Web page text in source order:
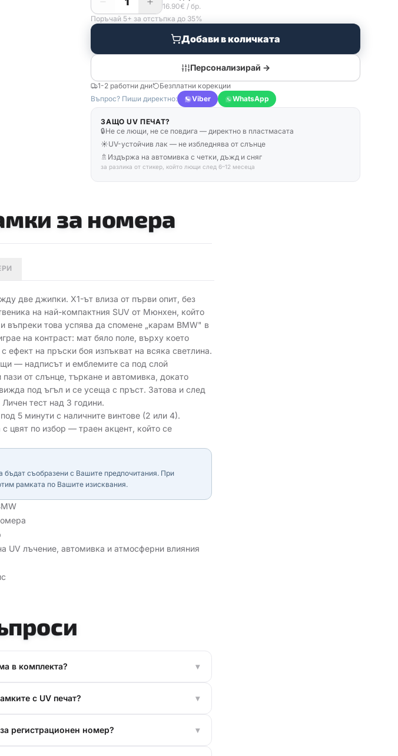
16.90€ / бр.
Поръчай 5+ за отстъпка до 35%
Добави в количката
Персонализирай →
1-2 работни дни
Безплатни корекции
Въпрос? Пиши директно:
Viber WhatsApp
ЗАЩО UV ПЕЧАТ?
🔒Не се лющи, не се повдига — директно в пластмасата
☀️UV-устойчив лак — не избледнява от слънце
🚿 Издържа на автомивка с четки, дъжд и сняг
за разлика от стикер, който лющи след 6–12 месеца
за номера
две джипки. X1-ът влиза от първи опит, без
на най-компактния SUV от Мюнхен, който
въпреки това успява да спомене „карам BMW" в
на контраст: мат бяло поле, върху което
ефект на пръски боя изпъкват на всяка светлина.
— надписът и емблемите са под слой
от слънце, търкане и автомивка, докато
под ъгъл и се усеща с пръст. Затова и след
тест над 3 години.
5 минути с наличните винтове (2 или 4).
цвят по избор — траен акцент, който се
бъдат съобразени с Вашите предпочитания. При
рамката по Вашите изисквания.
UV лъчение, автомивка и атмосферни влияния
в комплекта? ▾
с UV печат? ▾
регистрационен номер? ▾